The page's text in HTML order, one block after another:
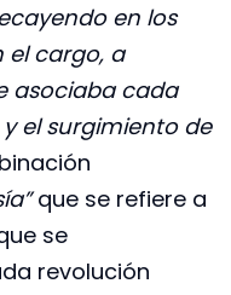
en los
el cargo, a
asociaba cada
el surgimiento de
que se refiere a
se
revolución